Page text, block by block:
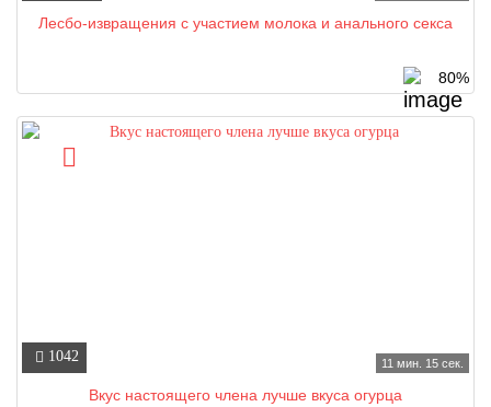
Лесбо-извращения с участием молока и анального секса
80%
11 мин. 15 сек.
1042
Вкус настоящего члена лучше вкуса огурца